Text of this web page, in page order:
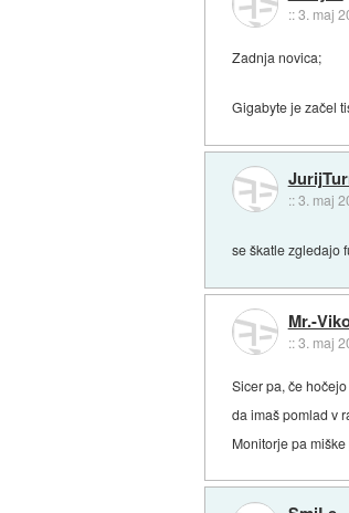
::3. maj
Zadnja novica;
Gigabyte je začel
::3. maj
se škatle zgledajo
Mr.-
::3. maj
Sicer pa, če
da imaš pomlad v
Monitorje pa